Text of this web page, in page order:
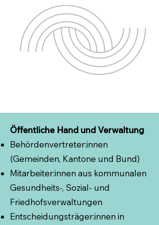
Öffentliche Hand und Verwaltung
Behördenvertreter:innen
(Gemeinden, Kantone und Bund)
Mitarbeiter:innen aus kommunalen
Gesundheits-, Sozial- und
Friedhofsverwaltungen
Entscheidungsträger:innen in